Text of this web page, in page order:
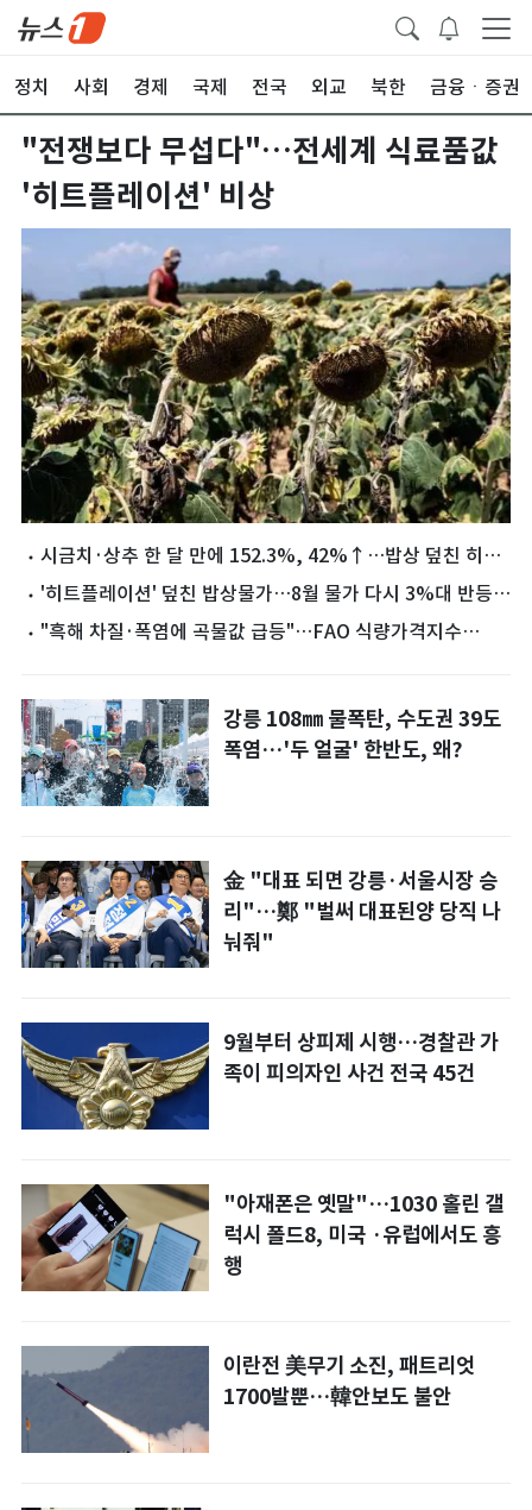
정치 사회 경제 국제 전국 외교 북한 금융ㆍ증권
"전쟁보다 무섭다"…전세계 식료품값
'히트플레이션' 비상
시금치·상추 한 달 만에 152.3%, 42%↑…밥상 덮친 히트
플레이션
'히트플레이션' 덮친 밥상물가…8월 물가 다시 3%대 반등
우려
"흑해 차질·폭염에 곡물값 급등"…FAO 식량가격지수
강릉 108㎜ 물폭탄, 수도권 39도
폭염…'두 얼굴' 한반도, 왜?
金 "대표 되면 강릉·서울시장 승
리"…鄭 "벌써 대표된양 당직 나
눠줘"
9월부터 상피제 시행…경찰관 가
족이 피의자인 사건 전국 45건
"아재폰은 옛말"…1030 홀린 갤
럭시 폴드8, 미국 ·유럽에서도 흥
행
이란전 美무기 소진, 패트리엇
1700발뿐…韓안보도 불안